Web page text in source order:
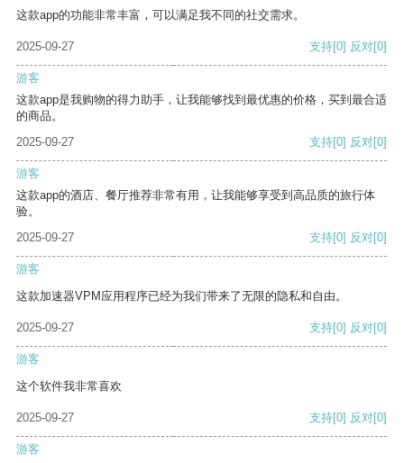
这款app的功能非常丰富，可以满足我不同的社交需求。
2025-09-27 支持[0] 反对[0]
游客
这款app是我购物的得力助手，让我能够找到最优惠的价格，买到最合适
的商品。
2025-09-27
支持[0] 反对[0]
游客
这款app的酒店、餐厅推荐非常有用，让我能够享受到高品质的旅行体
验。
2025-09-27
支持[0] 反对[0]
游客
这款加速器VPM应用程序已经为我们带来了无限的隐私和自由。
2025-09-27 支持[0] 反对[0]
游客
这个软件我非常喜欢
2025-09-27 支持[0] 反对[0]
游客